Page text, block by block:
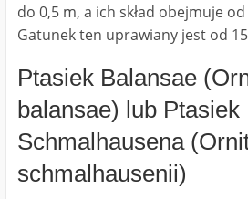
do 0,5 m, a ich skład obejmuje
Gatunek ten uprawiany jest od
Ptasiek Balansae
balansae) lub Ptasiek
Schmalhausena
schmalhausenii)